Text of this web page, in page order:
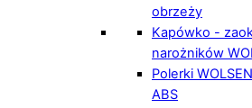
obrzeży
Kapówko -
narożników
Polerki
ABS